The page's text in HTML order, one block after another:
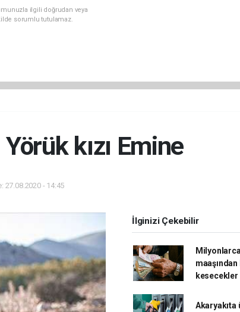
ilgili doğrudan veya
sorumlu tutulamaz.
kızı Emine
27.08.2020 - 14:45
İlginizi Çekebilir
maaşından
kesecekler
Akaryakıta